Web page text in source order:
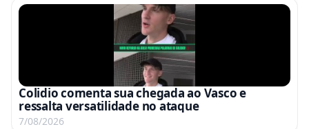
Colidio comenta sua chegada ao Vasco e
ressalta versatilidade no ataque
7/08/2026